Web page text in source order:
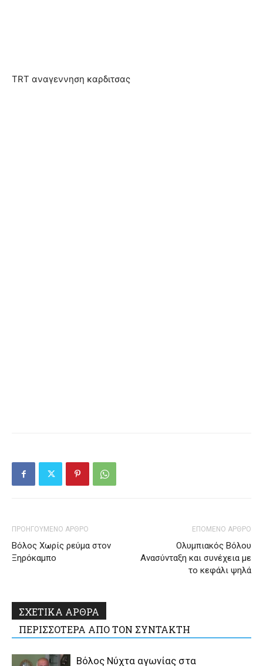
TRT αναγεννηση καρδιτσας
ΠΡΟΗΓΟΥΜΕΝΟ ΑΡΘΡΟ
Βόλος Χωρίς ρεύμα στον
Ξηρόκαμπο
ΕΠΟΜΕΝΟ ΑΡΘΡΟ
Ολυμπιακός Βόλου
Ανασύνταξη και συνέχεια με
το κεφάλι ψηλά
ΣΧΕΤΙΚΑ ΑΡΘΡΑ
ΠΕΡΙΣΣΟΤΕΡΑ ΑΠΟ ΤΟΝ ΣΥΝΤΑΚΤΗ
Βόλος Νύχτα αγωνίας στα